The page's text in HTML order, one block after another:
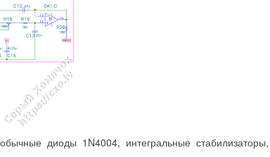
диоды 1N4004, интегральные стабилизаторы,